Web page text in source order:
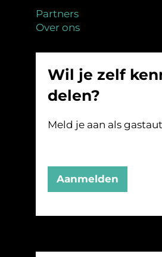
Partners
Over ons
Wil je zelf
delen?
Meld je aan als
Aanmelden